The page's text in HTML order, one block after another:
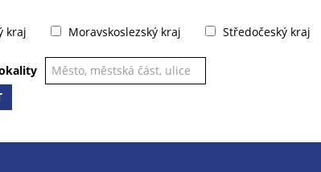
kraj
Moravskoslezský kraj Středočeský kraj